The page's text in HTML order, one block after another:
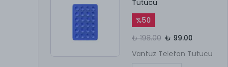
Tutucu
%50
₺ 198.00 ₺ 99.00
Vantuz Telefon Tutucu